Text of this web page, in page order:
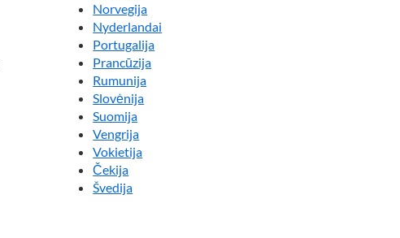
Norvegija
Nyderlandai
Portugalija
Prancūzija
Rumunija
Slovėnija
Suomija
Vengrija
Vokietija
Čekija
Švedija